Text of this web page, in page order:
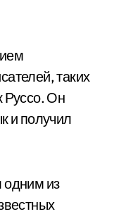
таких
Руссо. Он
и получил
из